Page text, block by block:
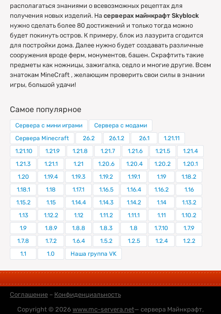
располагаться знаниями о всевозможных рецептах для
получения новых изделий. На серверах майнкрафт Skyblock
нужно сделать более 80 достижений и только тогда можно
будет покинуть остров. К примеру, блок из лазурита сгодится
для постройки дома. Далее нужно будет создавать различные
сооружения вроде ферм, монументов, башен. Скрафтить такие
предметы как ножницы, зажигалка, седло и многие другие. Всем
знатокам MineCraft , желающим проверить свои силы в знании
игры, большой удачи!
Самое популярное
Сервера с мини играми
Сервера с модами
Сервера Minecraft
26.2 26.1.2 26.1
1.21.11
1.21.10
1.21.9 1.21.8 1.21.7 1.21.6 1.21.5
1.21.4
1.21.3
1.21.1 1.21 1.20.6 1.20.4 1.20.2
1.20.1
1.20
1.19.4 1.19.3 1.19.2 1.19.1 1.19
1.18.2
1.18.1
1.18 1.17.1 1.16.5 1.16.4 1.16.2
1.16
1.15.2
1.15 1.14.4 1.14.3 1.14.2 1.14
1.13.2
1.13
1.12.2 1.12 1.11.2 1.11.1 1.11
1.10.2
1.9
1.8.9 1.8.8 1.8.3 1.8 1.7.10
1.7.9
1.7.8
1.7.2 1.6.4 1.5.2 1.2.5 1.2.4
1.2.2
1.1
1.0 Наша группа VK
Соглашение – Конфиденциальность
Copyright © 2026 www.mc-servera.net— сервера Майнкрафт,